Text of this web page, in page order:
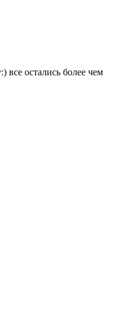
все остались более чем